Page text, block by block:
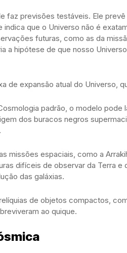
faz previsões testáveis. Ele prevê
que o Universo não é
futuras, como as da
a hipótese de que nosso
de expansão atual do Universo,
padrão, o modelo pode
dos buracos negros
missões espaciais, como a
difíceis de observar da Terra e
das galáxias.
de objetos compactos,
ao quique.